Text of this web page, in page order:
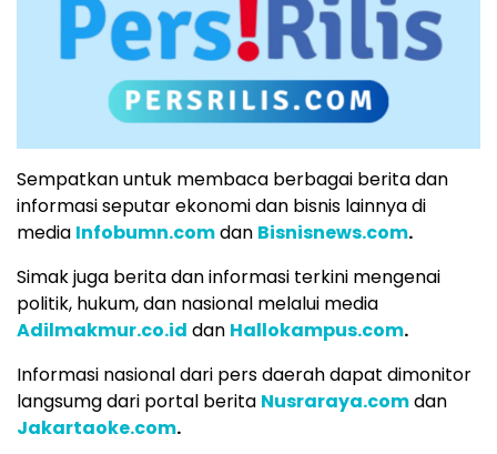
Sempatkan untuk membaca berbagai berita dan
informasi seputar ekonomi dan bisnis lainnya di
media Infobumn.comdan Bisnisnews.com.
Simak juga berita dan informasi terkini mengenai
politik, hukum, dan nasional melalui media
Adilmakmur.co.id dan Hallokampus.com.
Informasi nasional dari pers daerah dapat dimonitor
langsumg dari portal berita Nusraraya.comdan
Jakartaoke.com.